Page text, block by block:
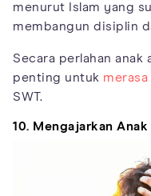
menurut Islam yang
membangun disiplin
Secara perlahan anak
penting untuk
SWT.
10. Mengajarkan